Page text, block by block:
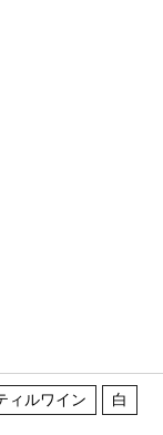
ィルワイン 白